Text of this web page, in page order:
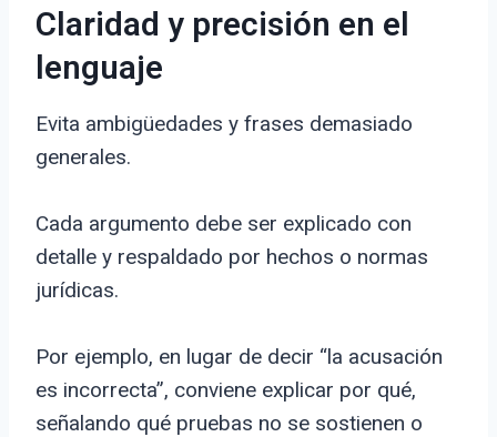
Claridad y precisión en el
lenguaje
Evita ambigüedades y frases demasiado
generales.
Cada argumento debe ser explicado con
detalle y respaldado por hechos o normas
jurídicas.
Por ejemplo, en lugar de decir “la acusación
es incorrecta”, conviene explicar por qué,
señalando qué pruebas no se sostienen o